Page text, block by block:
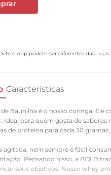
e App podem ser diferentes das Lojas
Características
de Baunilha é o nosso coringa.
Ideal para quem gosta de sabores
de proteína para cada 30
agitada, nem sempre é fácil
Pensando nisso, a BOLD
seus objetivos. Nosso whey